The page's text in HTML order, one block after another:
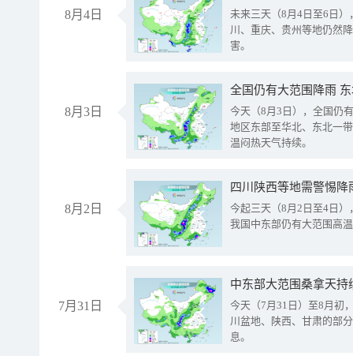
8月4日
未来三天（8月4日至6日
川、重庆、贵州等地仍然
害。
8月3日
全国仍有大范围降雨
今天（8月3日），全国仍
地区东部至华北、东北一
温闷热天气持续。
8月2日
今起三天（8月2日至4日
我国中东部仍有大范围高
7月31日
中东部大范围桑拿天
今天（7月31日）至8月初
川盆地、陕西、甘肃的部
息。